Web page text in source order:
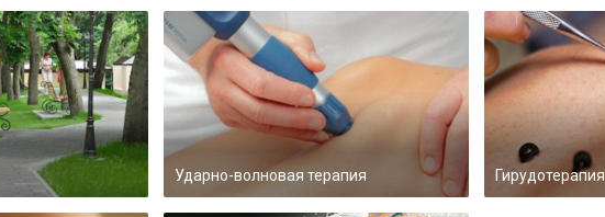
Ударно-волновая терапия Гирудотерапия